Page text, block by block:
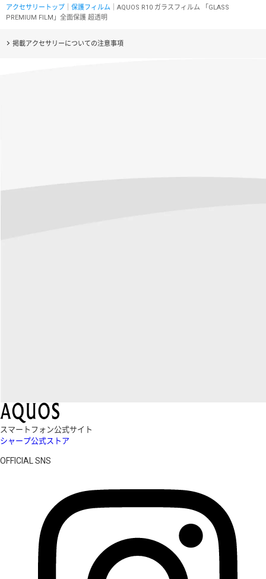
アクセサリートップ 保護フィルム ｜AQUOS R10 ガラスフィルム 「GLASS
PREMIUM FILM」全面保護 超透明
掲載アクセサリーについての注意事項
スマートフォン公式サイト
シャープ公式ストア
OFFICIAL SNS